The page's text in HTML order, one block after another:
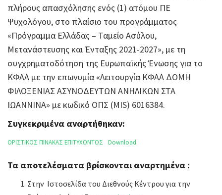
πλήρους απασχόλησης ενός (1) ατόμου ΠΕ
Ψυχολόγου, στο πλαίσιο του προγράμματος
«Πρόγραμμα Ελλάδας – Ταμείο Ασύλου,
Μετανάστευσης και Ένταξης 2021-2027», με τη
συγχρηματοδότηση της Ευρωπαϊκής Ένωσης για το
ΚΦΑΑ με την επωνυμία «Λειτουργία ΚΦΑΑ ΔΟΜΗ
ΦΙΛΟΞΕΝΙΑΣ ΑΣΥΝΟΔΕΥΤΩΝ ΑΝΗΛΙΚΩΝ ΣΤΑ
ΙΩΑΝΝΙΝΑ» με κωδικό ΟΠΣ (MIS) 6016384.
Συγκεκριμένα αναρτήθηκαν:
ΟΡΙΣΤΙΚΟΣ ΠΙΝΑΚΑΣ ΕΠΙΤΥΧΟΝΤΟΣ Download
Τα αποτελέσματα βρίσκονται αναρτημένα :
Στην Ιστοσελίδα του Διεθνούς Κέντρου για την